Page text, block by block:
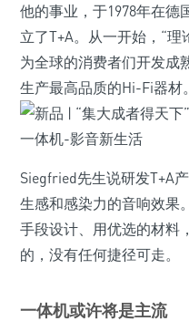
他的事业，于1978年在德
立了T+A。从一开始，“理
为全球的消费者们开发成
生产最高品质的Hi-Fi器材。
Siegfried先生说研发T+A
生感和感染力的音响效果
手段设计、用优选的材料
的，没有任何捷径可走。
一体机或许将是主流